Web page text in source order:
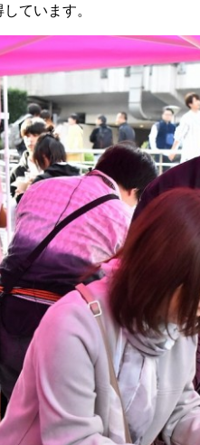
ています。